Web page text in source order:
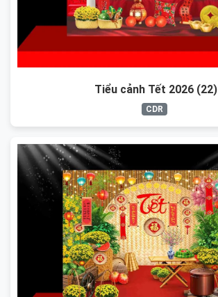
Tiểu cảnh Tết 2026 (22)
CDR